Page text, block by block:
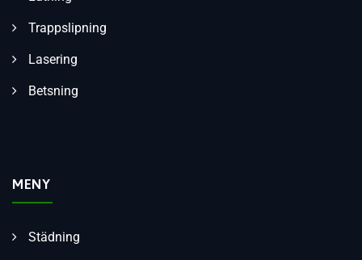
Trappslipning
Lasering
Betsning
MENY
Städning